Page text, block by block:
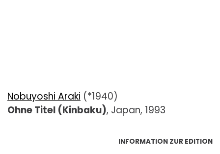
Nobuyoshi Araki (*1940)
Ohne Titel (Kinbaku), Japan, 1993
INFORMATION ZUR EDITION